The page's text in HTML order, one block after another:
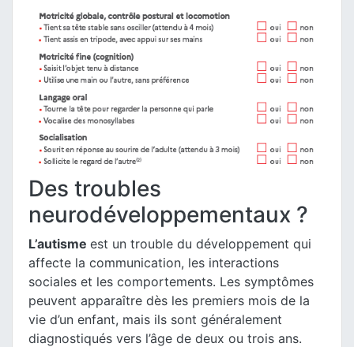
Des troubles
neurodéveloppementaux ?
L’autisme est un trouble du développement qui
affecte la communication, les interactions
sociales et les comportements. Les symptômes
peuvent apparaître dès les premiers mois de la
vie d’un enfant, mais ils sont généralement
diagnostiqués vers l’âge de deux ou trois ans.